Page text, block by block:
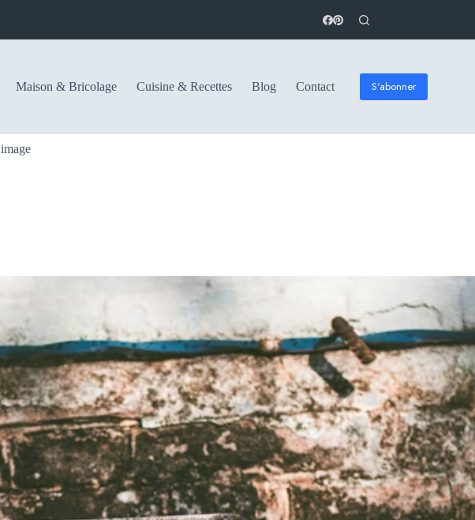
Maison & Bricolage Cuisine & Recettes Blog Contact S'abonner
image